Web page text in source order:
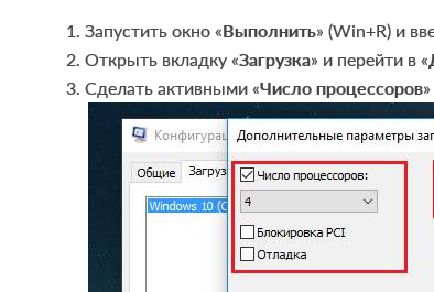
Запустить окно «Выполнить» (Win+R) и
Открыть вкладку «Загрузка» и перейти в «
Сделать активными «Число процессоров